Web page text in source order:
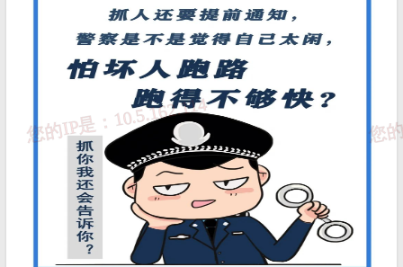
重新核定。检测机构资质证书有效期届满前未
提出申请或未通过审批的，原资质证书自动作
5.申请建设工程质量检测机构资质需要什么
条件？
答：申请检测机构资质的单位应当是具有
独立法人资格的企业、事业单位，或者依法设
立的合伙企业，并具备相应的人员、仪器设
备、检测场所、质量保证体系等条件。具体申